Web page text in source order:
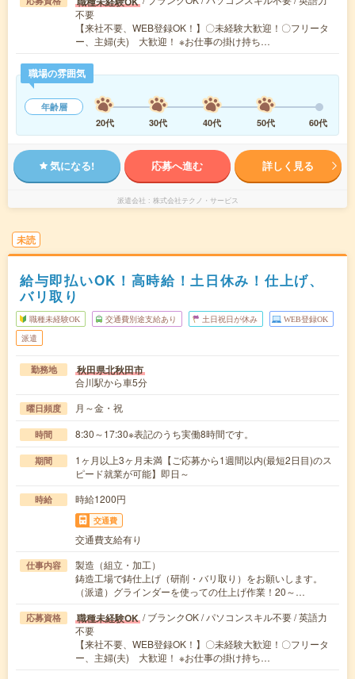
不要
【来社不要、WEB登録OK！】〇未経験大歓迎！〇フリータ
ー、主婦(夫) 大歓迎！ ※お仕事の掛け持ち…
職場の雰囲気
年齢層
20代
30代 40代 50代 60代
気になる! 応募へ進む 詳しく見る
派遣会社 株式会社テクノ・サービス
未読
給与即払いOK！高時給！土日休み！仕上げ、
バリ取り
職種未経験OK 交通費別途支給あり 土日祝日が休み WEB登録OK
派遣
勤務地 秋田県北秋田市
合川駅から車5分
曜日頻度 月～金・祝
時間 8:30～17:30※表記のうち実働8時間です。
期間
1ヶ月以上3ヶ月未満【ご応募から1週間以内(最短2日目)のス
ピード就業が可能】即日～
時給 時給1200円
交通費
交通費支給有り
仕事内容
製造（組立・加工）
鋳造工場で鋳仕上げ（研削・バリ取り）をお願いします。
（派遣）グラインダーを使っての仕上げ作業！20～…
応募資格 職種未経験OK / ブランクOK / パソコンスキル不要 / 英語力
不要
【来社不要、WEB登録OK！】〇未経験大歓迎！〇フリータ
ー、主婦(夫) 大歓迎！ ※お仕事の掛け持ち…